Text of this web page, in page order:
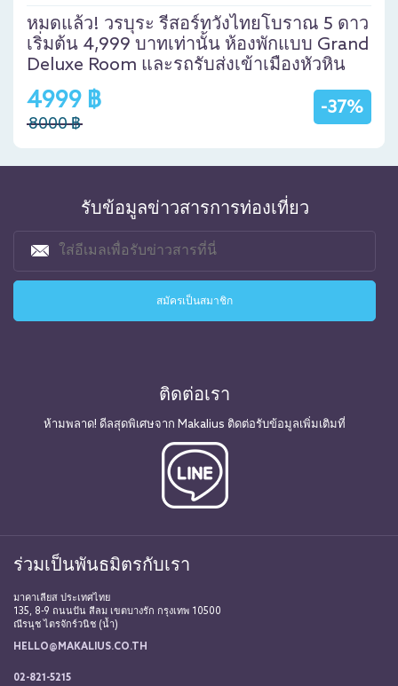
หมดแล้ว! วรบุระ รีสอร์ทวังไทยโบราณ 5 ดาว
เริ่มต้น 4,999 บาทเท่านั้น ห้องพักแบบ Grand
Deluxe Room และรถรับส่งเข้าเมืองหัวหิน
-37%
4999 ฿
8000 ฿
รับข้อมูลข่าวสารการท่องเที่ยว
ติดต่อเรา
ห้ามพลาด! ดีลสุดพิเศษจาก Makalius ติดต่อรับข้อมูลเพิ่มเติมที่
ร่วมเป็นพันธมิตรกับเรา
มาคาเลียส ประเทศไทย
135, 8-9 ถนนปัน สีลม เขตบางรัก กรุงเทพ 10500
ณีรนุช ไตรจักร์วนิช (น้ำ)
HELLO@MAKALIUS.CO.TH
02-821-5215